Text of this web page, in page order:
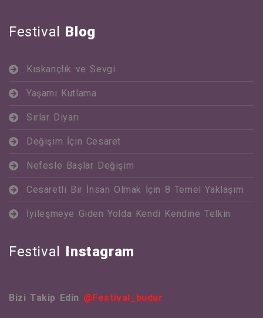
Festival Blog
Kıskançlık ve Sevgi
Yaşamı Kutlama
Sırlar Diyarı
Değişim İçin Cesaret
Nefesle Başlar Değişim
Cesaretli Bir İnsan Olmak İçin 8 Temel Yaklaşım
İyileşmeye Giden Yolda Kendi Kendine Telkin
Festival Instagram
Bizi Takip Edin @festival_budur